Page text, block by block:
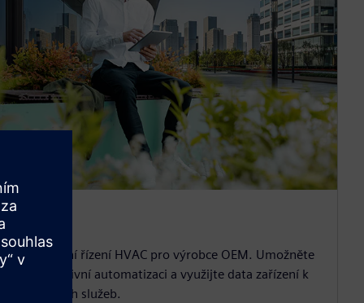
řešení řízení HVAC pro výrobce OEM. Umožněte
efektivní automatizaci a využijte data zařízení k
nových služeb.